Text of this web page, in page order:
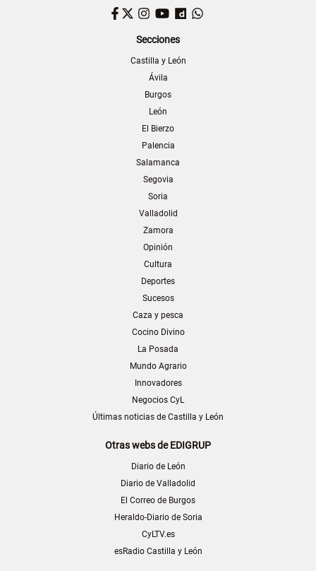
Facebook
TwitterInstagram
YouTubeDailymotion
Secciones
Castilla y León
Ávila
Burgos
León
El Bierzo
Palencia
Salamanca
Segovia
Soria
Valladolid
Zamora
Opinión
Cultura
Deportes
Sucesos
Caza y pesca
Cocino Divino
La Posada
Mundo Agrario
Innovadores
Negocios CyL
Últimas noticias de Castilla y León
Otras webs de EDIGRUP
Diario de León
Diario de Valladolid
El Correo de Burgos
Heraldo-Diario de Soria
CyLTV.es
esRadio Castilla y León